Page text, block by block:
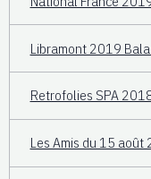
Libramont 2019
Retrofolies SPA
Les Amis du 15 août